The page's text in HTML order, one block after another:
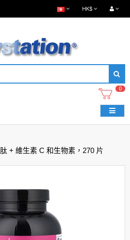
HK$
0
+ 維生素 C 和生物素，270 片